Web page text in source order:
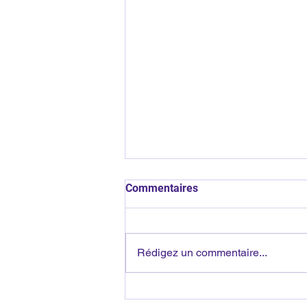
Commentaires
Rédigez un commentaire...